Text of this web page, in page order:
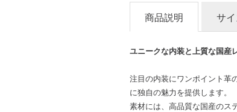
商品説明 サ
ユニークな内装と上質な国産
注目の内装にワンポイント革
に独自の魅力を提供します。
素材には、高品質な国産のス